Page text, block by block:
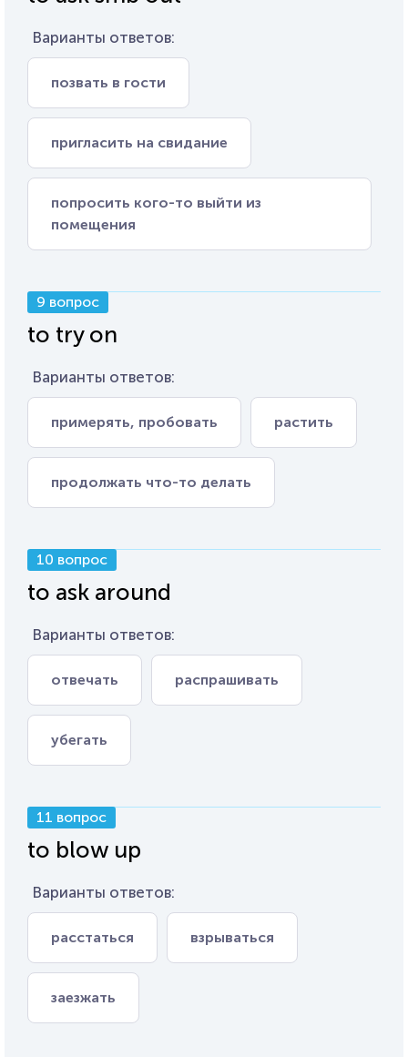
Варианты ответов:
позвать в гости
пригласить на свидание
попросить кого-то выйти из
помещения
9 вопрос
to try on
Варианты ответов:
примерять, пробовать растить
продолжать что-то делать
10 вопрос
to ask around
Варианты ответов:
отвечать распрашивать
убегать
11 вопрос
to blow up
Варианты ответов:
расстаться взрываться
заезжать